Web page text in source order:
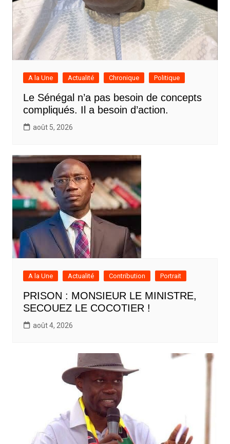
A la Une Actualité Chronique Politique
Le Sénégal n’a pas besoin de concepts
compliqués. Il a besoin d’action.
août 5, 2026
A la Une Actualité Contribution Portrait
PRISON : MONSIEUR LE MINISTRE,
SECOUEZ LE COCOTIER !
août 4, 2026